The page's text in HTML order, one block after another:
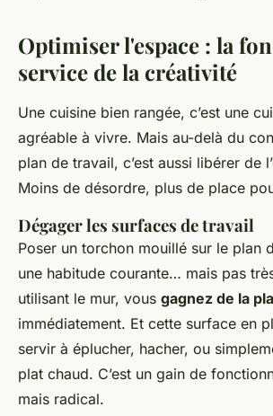
Optimiser l'espace : la
service de la créativité
Une cuisine bien rangée, c’est une
agréable à vivre. Mais au-delà du
plan de travail, c’est aussi libérer de
Moins de désordre, plus de place
Dégager les surfaces de travail
Poser un torchon mouillé sur le plan
une habitude courante… mais pas
utilisant le mur, vous gagnez de la
immédiatement. Et cette surface en
servir à éplucher, hacher, ou
plat chaud. C’est un gain de
mais radical.